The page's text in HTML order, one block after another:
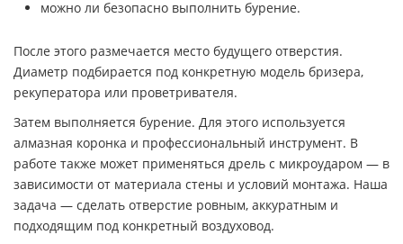
можно ли безопасно выполнить бурение.
После этого размечается место будущего отверстия.
Диаметр подбирается под конкретную модель бризера,
рекуператора или проветривателя.
Затем выполняется бурение. Для этого используется
алмазная коронка и профессиональный инструмент. В
работе также может применяться дрель с микроударом — в
зависимости от материала стены и условий монтажа. Наша
задача — сделать отверстие ровным, аккуратным и
подходящим под конкретный воздуховод.